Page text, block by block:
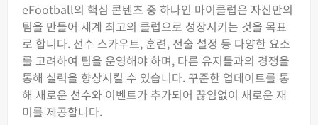
eFootball의 핵심 콘텐츠 중 하나인 마이클럽은 자신만의
팀을 만들어 세계 최고의 클럽으로 성장시키는 것을 목표
로 합니다. 선수 스카우트, 훈련, 전술 설정 등 다양한 요소
를 고려하여 팀을 운영해야 하며, 다른 유저들과의 경쟁을
통해 실력을 향상시킬 수 있습니다. 꾸준한 업데이트를 통
해 새로운 선수와 이벤트가 추가되어 끊임없이 새로운 재
미를 제공합니다.